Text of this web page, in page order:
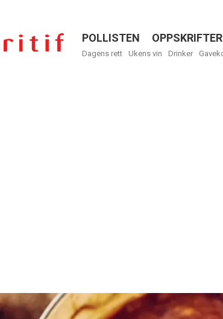
Menu
POLLISTEN OPPSKRIFTER
Dagens rett Ukens vin Drinker